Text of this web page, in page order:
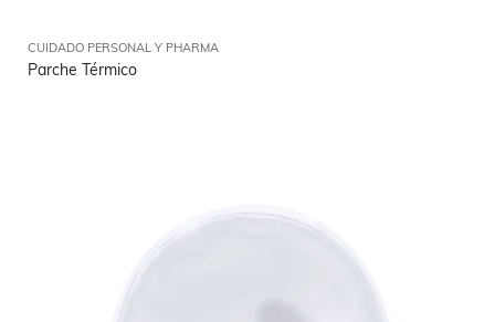
CUIDADO PERSONAL Y PHARMA
Parche Térmico